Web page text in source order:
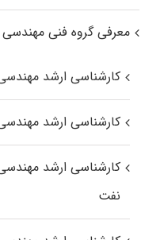
معرفی گروه فنی
کارشناسی ارشد
کارشناسی ارشد
کارشناسی ارشد
نفت